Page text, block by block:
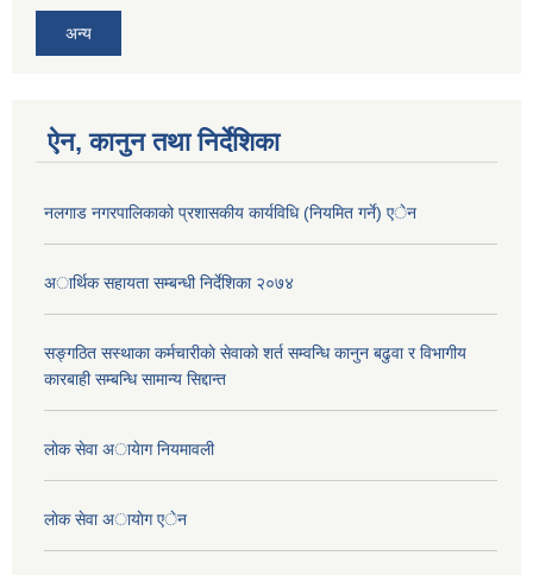
अन्य
ऐन, कानुन तथा निर्देशिका
नलगाड नगरपालिकाको प्रशासकीय कार्यविधि (नियमित गर्ने) एेन
अार्थिक सहायता सम्बन्धी निर्देशिका २०७४
सङ्गठित सस्थाका कर्मचारीकाे सेवाकाे शर्त सम्वन्धि कानुन बढुवा र विभागीय
कारबाही सम्बन्धि सामान्य सिद्दान्त
लाेक सेवा अायेाग नियमावली
लाेक सेवा अायाेग एेन